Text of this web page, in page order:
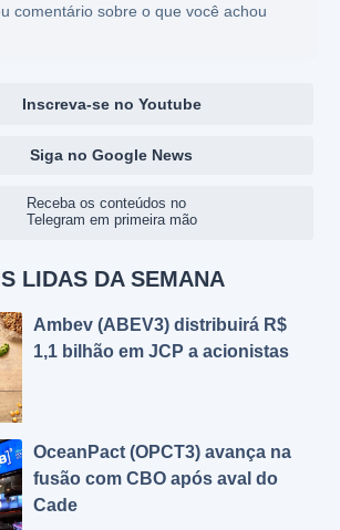
comentário sobre o que você achou
Inscreva-se no Youtube
Siga no Google News
Receba os conteúdos no
Telegram em primeira mão
LIDAS DA SEMANA
Ambev (ABEV3) distribuirá R$
1,1 bilhão em JCP a acionistas
OceanPact (OPCT3) avança na
fusão com CBO após aval do
Cade